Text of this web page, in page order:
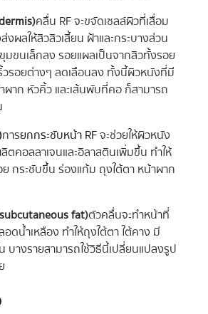
คลื่น RF จะขจัดเซลล์ผิวที่เสื่อม
ผลให้สิวสิวเสี้ยน ฝ้าและกระบางส่วน
มขนเล็กลง รอยแผลเป็นจากสิวทั้งรอย
รอยต่างๆ ลดเลือนลง ทั้งนี้ผิวหนังที่มี
าก หัวคิ้ว และเส้นพับที่คอ ก็สามารถ
การยกกระชับหน้า RFจะช่วยให้ผิวหนัง
คอลลาเจนและอิลาสตินเพิ่มขึ้น ทำให้
กระชับขึ้น ร่องแก้ม ถุงใต้ตา หน้าผาก
fat)ตัวคลื่นจะทำหน้าที่
ดน้ำเหลือง ทำให้ถุงใต้ตา ใต้คาง มี
บางรายสามารถใช้วิธีนี้เปลี่ยนแปลงรูป